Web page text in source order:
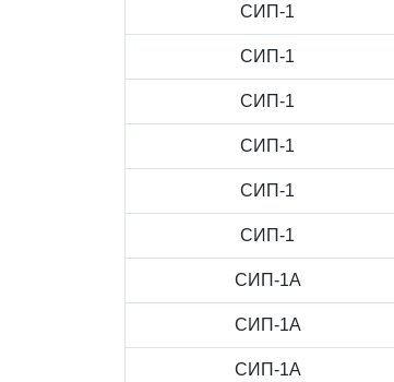
СИП-1
СИП-1
СИП-1
СИП-1
СИП-1
СИП-1
СИП-1А
СИП-1А
СИП-1А